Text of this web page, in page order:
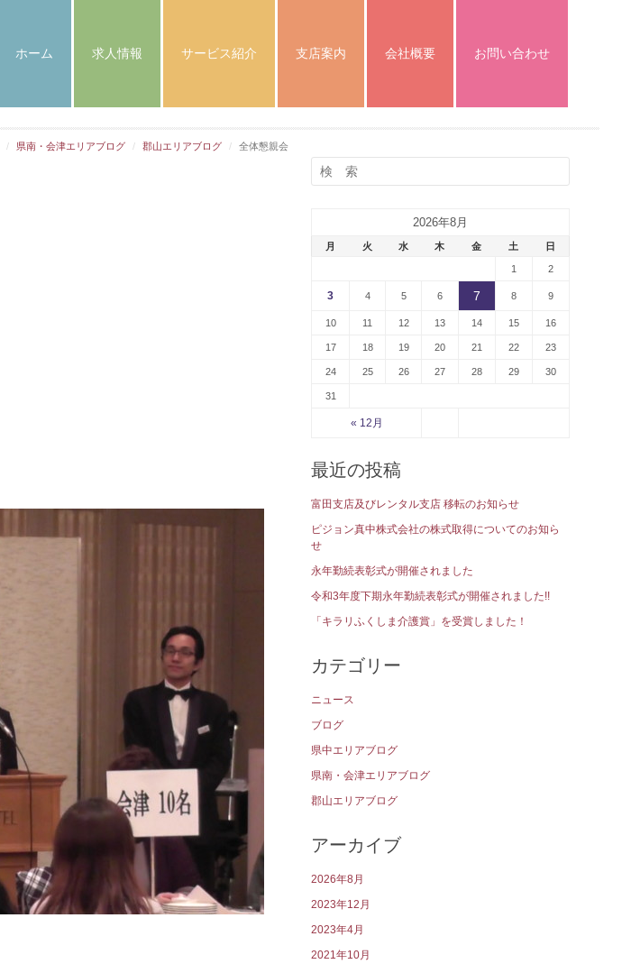
ホーム 求人情報 サービス紹介 支店案内 会社概要 お問い合わせ
県南・会津エリアブログ 郡山エリアブログ
全体懇親会
2026年8月
月 火 水 木 金 土 日
« 12月
1 2
3 4 5 6 7 8 9
10 11 12 13 14 15 16
17 18 19 20 21 22 23
24 25 26 27 28 29 30
31
最近の投稿
富田支店及びレンタル支店 移転のお知らせ
ピジョン真中株式会社の株式取得についてのお知ら
せ
永年勤続表彰式が開催されました
令和3年度下期永年勤続表彰式が開催されました!!
「キラリふくしま介護賞」を受賞しました！
カテゴリー
ニュース
ブログ
県中エリアブログ
県南・会津エリアブログ
郡山エリアブログ
アーカイブ
2026年8月
2023年12月
2023年4月
2021年10月